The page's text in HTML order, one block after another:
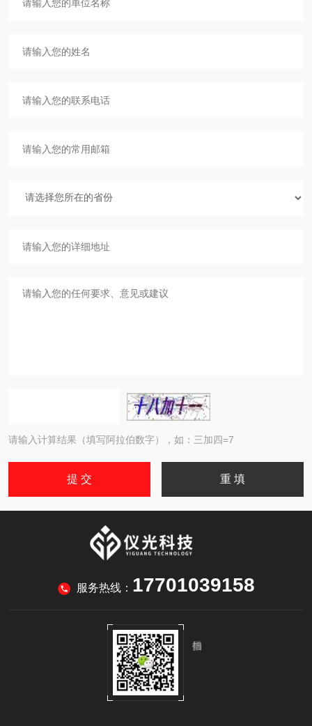
请输入计算结果（填写阿拉伯数字），如：三加四=7
服务热线： 17701039158